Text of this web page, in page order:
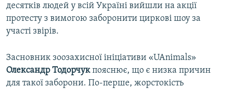
десятків людей у всій Україні вийшли на акції
протесту з вимогою заборонити циркові шоу за
участі звірів.
Засновник зоозахисної ініціативи «UAnimals»
Олександр Тодорчукпояснює, що є низка причин
для такої заборони. По-перше, жорстокість